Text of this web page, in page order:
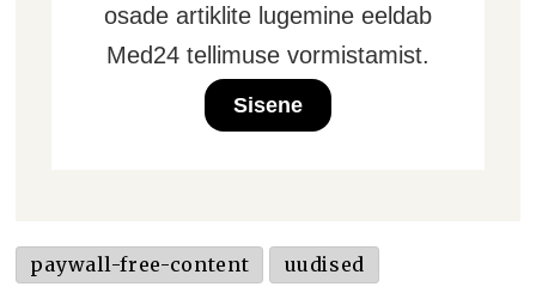
osade artiklite lugemine eeldab
Med24 tellimuse vormistamist.
Sisene
paywall-free-content uudised